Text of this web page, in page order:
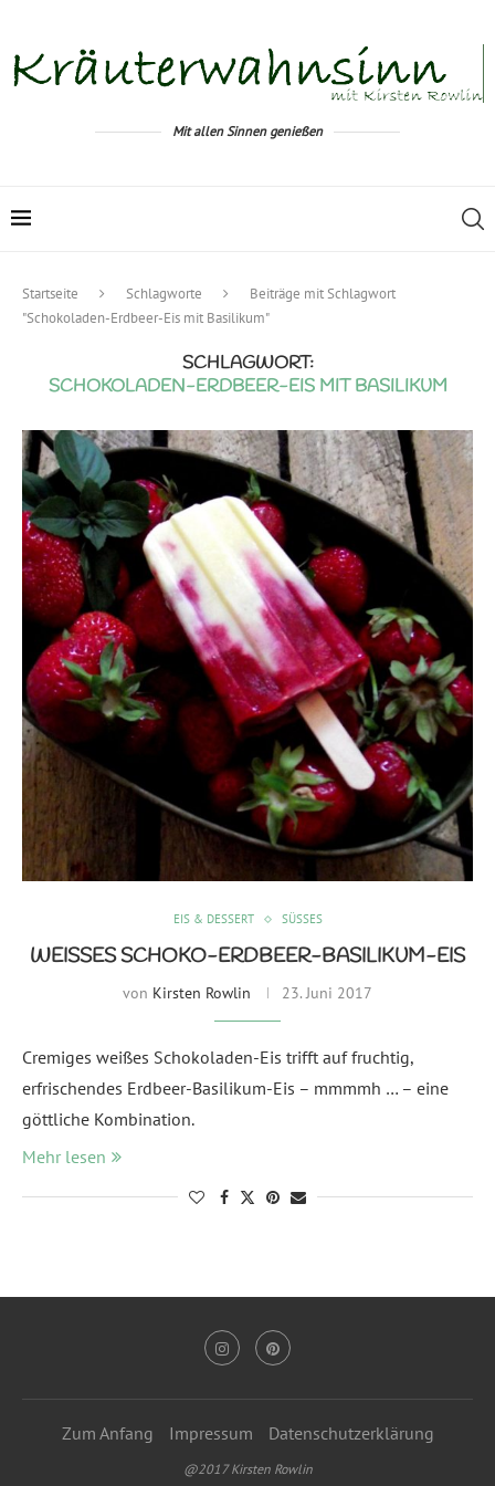
Mit allen Sinnen genießen
Startseite Schlagworte
Beiträge mit Schlagwort
"Schokoladen-Erdbeer-Eis mit Basilikum"
SCHLAGWORT:
SCHOKOLADEN-ERDBEER-EIS MIT BASILIKUM
EIS & DESSERT SÜSSES
WEISSES SCHOKO-ERDBEER-BASILIKUM-EIS
von Kirsten Rowlin 23. Juni 2017
Cremiges weißes Schokoladen-Eis trifft auf fruchtig,
erfrischendes Erdbeer-Basilikum-Eis – mmmmh … – eine
göttliche Kombination.
Mehr lesen
Zum Anfang Impressum Datenschutzerklärung
@2017 Kirsten Rowlin